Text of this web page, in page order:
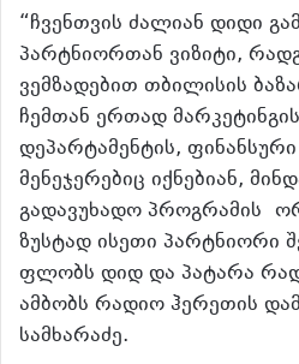
“ჩვენთვის ძალიან დიდი
პარტნიორთან ვიზიტი,
ვემზადებით თბილისის
ჩემთან ერთად
დეპარტამენტის,
მენეჯერებიც იქნებიან,
გადავუხადო პროგრამის
ზუსტად ისეთი პარტნიორი
ფლობს დიდ და პატარა
ამბობს რადიო ჰერეთის
სამხარაძე.